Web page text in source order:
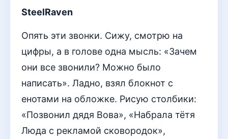
SteelRaven
Опять эти звонки. Сижу, смотрю на
цифры, а в голове одна мысль: «Зачем
они все звонили? Можно было
написать». Ладно, взял блокнот с
енотами на обложке. Рисую столбики:
«Позвонил дядя Вова», «Набрала тётя
Люда с рекламой сковородок»,